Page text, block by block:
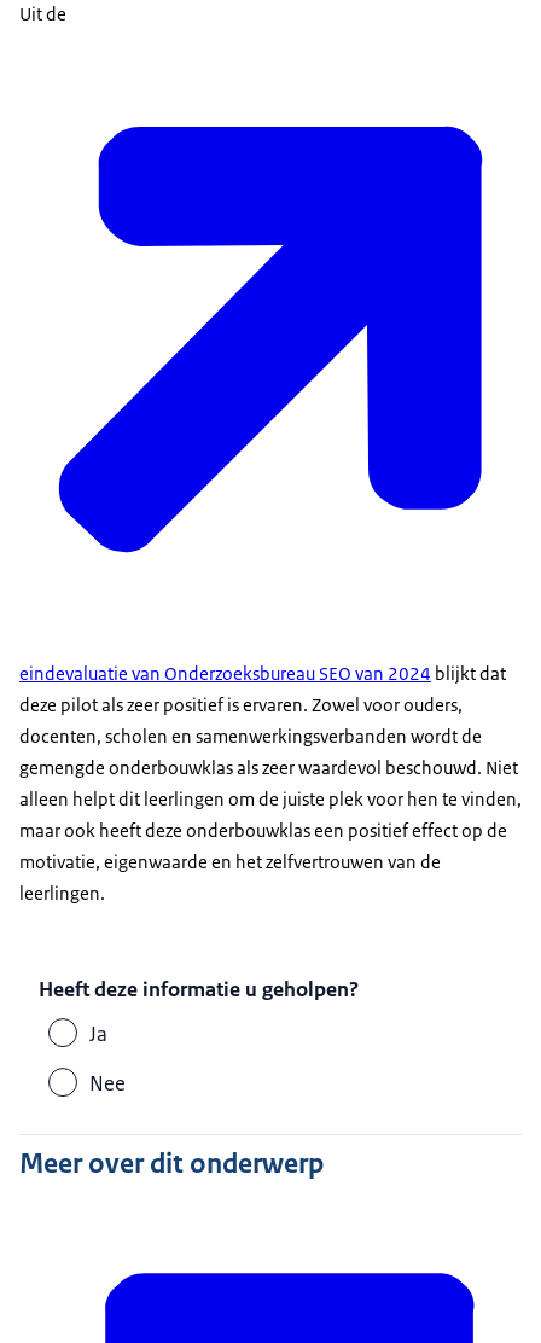
Uit de
eindevaluatie van Onderzoeksbureau SEO van 2024 blijkt dat
deze pilot als zeer positief is ervaren. Zowel voor ouders,
docenten, scholen en samenwerkingsverbanden wordt de
gemengde onderbouwklas als zeer waardevol beschouwd. Niet
alleen helpt dit leerlingen om de juiste plek voor hen te vinden,
maar ook heeft deze onderbouwklas een positief effect op de
motivatie, eigenwaarde en het zelfvertrouwen van de
leerlingen.
Heeft deze informatie u geholpen?
Ja
Nee
Meer over dit onderwerp